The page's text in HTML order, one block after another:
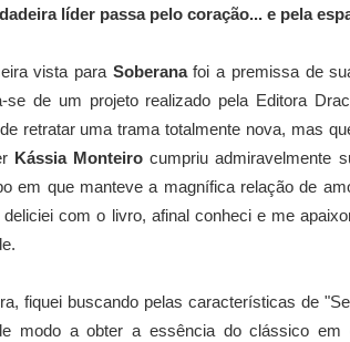
líder passa pelo coração... e pela
vista para Soberanafoi a premissa de
se de um projeto realizado pela Editora
retratar uma trama totalmente nova, mas
Kássia Monteiro cumpriu admiravelmente
em que manteve a magnífica relação de
com o livro, afinal conheci e me
fiquei buscando pelas características de
modo a obter a essência do clássico em